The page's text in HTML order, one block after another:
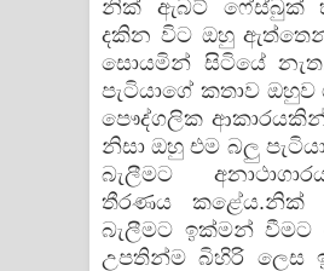
නික් ඇබට් ෆේස්බුක්
දකින විට ඔහු
සොයමින් සිටියේ
පැටියාගේ කතාව
පෞද්ගලික
නිසා ඔහු එම බලු
බැලීමට
තීරණය කළේය.නික්
බැලීමට ඉක්මන්
උපතින්ම බිහිරි ලෙස